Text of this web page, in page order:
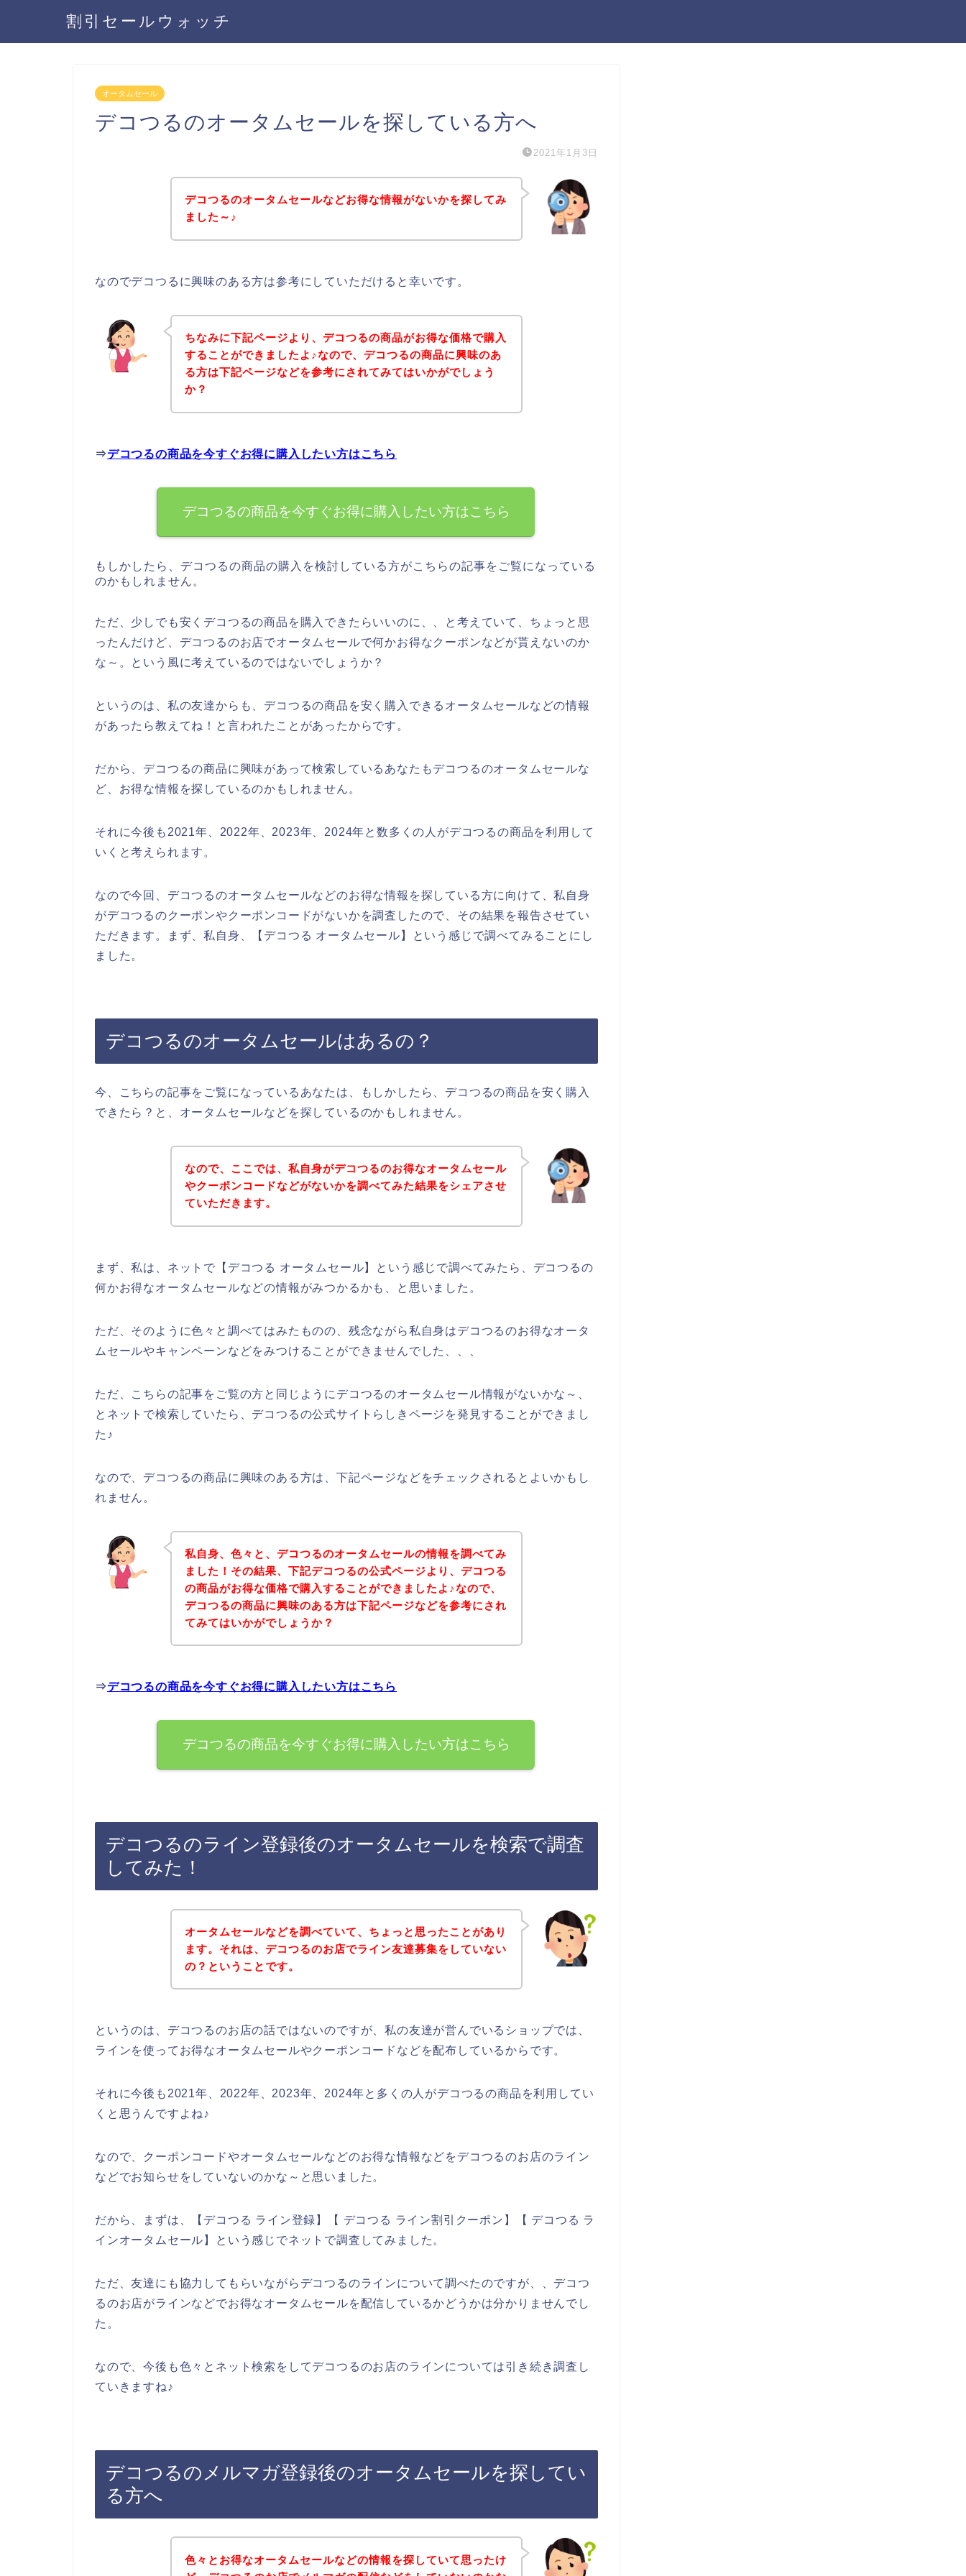
割引セールウォッチ
オータムセール
デコつるのオータムセールを探している方へ
2021年1月3日
デコつるのオータムセールなどお得な情報がないかを探してみ
ました～♪
なのでデコつるに興味のある方は参考にしていただけると幸いです。
ちなみに下記ページより、デコつるの商品がお得な価格で購入
することができましたよ♪なので、デコつるの商品に興味のあ
る方は下記ページなどを参考にされてみてはいかがでしょう
か？
⇒デコつるの商品を今すぐお得に購入したい方はこちら
デコつるの商品を今すぐお得に購入したい方はこちら
もしかしたら、デコつるの商品の購入を検討している方がこちらの記事をご覧になっている
のかもしれません。
ただ、少しでも安くデコつるの商品を購入できたらいいのに、、と考えていて、ちょっと思
ったんだけど、デコつるのお店でオータムセールで何かお得なクーポンなどが貰えないのか
な～。という風に考えているのではないでしょうか？
というのは、私の友達からも、デコつるの商品を安く購入できるオータムセールなどの情報
があったら教えてね！と言われたことがあったからです。
だから、デコつるの商品に興味があって検索しているあなたもデコつるのオータムセールな
ど、お得な情報を探しているのかもしれません。
それに今後も2021年、2022年、2023年、2024年と数多くの人がデコつるの商品を利用して
いくと考えられます。
なので今回、デコつるのオータムセールなどのお得な情報を探している方に向けて、私自身
がデコつるのクーポンやクーポンコードがないかを調査したので、その結果を報告させてい
ただきます。まず、私自身、【デコつる オータムセール】という感じで調べてみることにし
ました。
デコつるのオータムセールはあるの？
今、こちらの記事をご覧になっているあなたは、もしかしたら、デコつるの商品を安く購入
できたら？と、オータムセールなどを探しているのかもしれません。
なので、ここでは、私自身がデコつるのお得なオータムセール
やクーポンコードなどがないかを調べてみた結果をシェアさせ
ていただきます。
まず、私は、ネットで【デコつる オータムセール】という感じで調べてみたら、デコつるの
何かお得なオータムセールなどの情報がみつかるかも、と思いました。
ただ、そのように色々と調べてはみたものの、残念ながら私自身はデコつるのお得なオータ
ムセールやキャンペーンなどをみつけることができませんでした、、、
ただ、こちらの記事をご覧の方と同じようにデコつるのオータムセール情報がないかな～、
とネットで検索していたら、デコつるの公式サイトらしきページを発見することができまし
た♪
なので、デコつるの商品に興味のある方は、下記ページなどをチェックされるとよいかもし
れません。
私自身、色々と、デコつるのオータムセールの情報を調べてみ
ました！その結果、下記デコつるの公式ページより、デコつる
の商品がお得な価格で購入することができましたよ♪なので、
デコつるの商品に興味のある方は下記ページなどを参考にされ
てみてはいかがでしょうか？
⇒デコつるの商品を今すぐお得に購入したい方はこちら
デコつるの商品を今すぐお得に購入したい方はこちら
デコつるのライン登録後のオータムセールを検索で調査
してみた！
オータムセールなどを調べていて、ちょっと思ったことがあり
ます。それは、デコつるのお店でライン友達募集をしていない
の？ということです。
というのは、デコつるのお店の話ではないのですが、私の友達が営んでいるショップでは、
ラインを使ってお得なオータムセールやクーポンコードなどを配布しているからです。
それに今後も2021年、2022年、2023年、2024年と多くの人がデコつるの商品を利用してい
くと思うんですよね♪
なので、クーポンコードやオータムセールなどのお得な情報などをデコつるのお店のライン
などでお知らせをしていないのかな～と思いました。
だから、まずは、【デコつる ライン登録】【 デコつる ライン割引クーポン】【 デコつる ラ
インオータムセール】という感じでネットで調査してみました。
ただ、友達にも協力してもらいながらデコつるのラインについて調べたのですが、、デコつ
るのお店がラインなどでお得なオータムセールを配信しているかどうかは分かりませんでし
た。
なので、今後も色々とネット検索をしてデコつるのお店のラインについては引き続き調査し
ていきますね♪
デコつるのメルマガ登録後のオータムセールを探してい
る方へ
色々とお得なオータムセールなどの情報を探していて思ったけ